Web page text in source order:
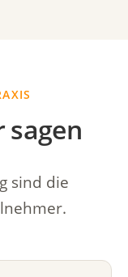
sagen
sind die